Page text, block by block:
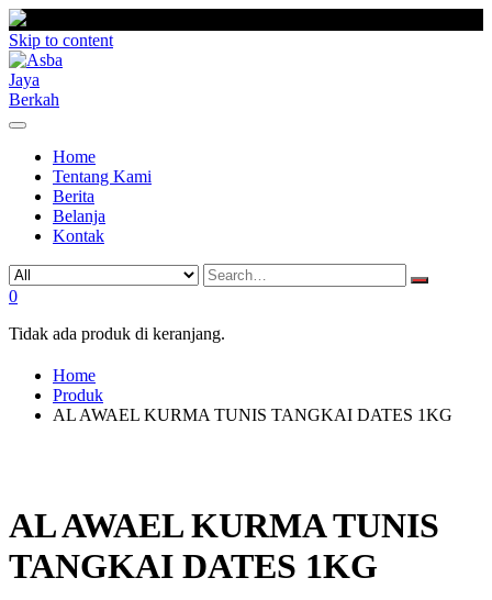
Skip to content
Home
Tentang Kami
Berita
Belanja
Kontak
0
Tidak ada produk di keranjang.
Home
Produk
AL AWAEL KURMA TUNIS TANGKAI DATES 1KG
AL AWAEL KURMA TUNIS
TANGKAI DATES 1KG